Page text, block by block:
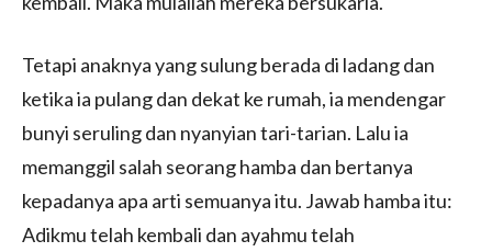
Tetapi anaknya yang sulung berada di ladang dan
ketika ia pulang dan dekat ke rumah, ia mendengar
bunyi seruling dan nyanyian tari-tarian. Lalu ia
memanggil salah seorang hamba dan bertanya
kepadanya apa arti semuanya itu. Jawab hamba itu:
Adikmu telah kembali dan ayahmu telah